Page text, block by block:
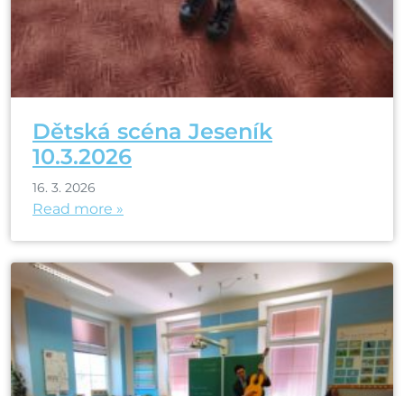
Dětská scéna Jeseník
10.3.2026
16. 3. 2026
Read more »